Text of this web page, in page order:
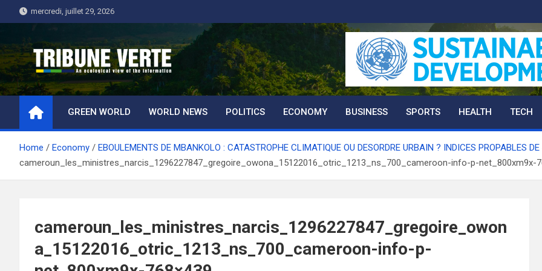
to
mercredi, juillet 29, 2026
Tribune Verte
Un regard écologique de l'information
GREEN WORLD WORLD NEWS POLITICS ECONOMY BUSINESS SPORTS HEALTH TECH
Home Economy
EBOULEMENTS DE MBANKOLO : CATASTROPHE CLIMATIQUE OU DESORDRE URBAIN ? INDICES PROPABLES
cameroun_les_ministres_narcis_1296227847_gregoire_owona_15122016_otric_1213_ns_700_cameroon-info-p-net_800xm9x-
cameroun_les_ministres_narcis_1296227847_gregoire_owon
a_15122016_otric_1213_ns_700_cameroon-info-p-